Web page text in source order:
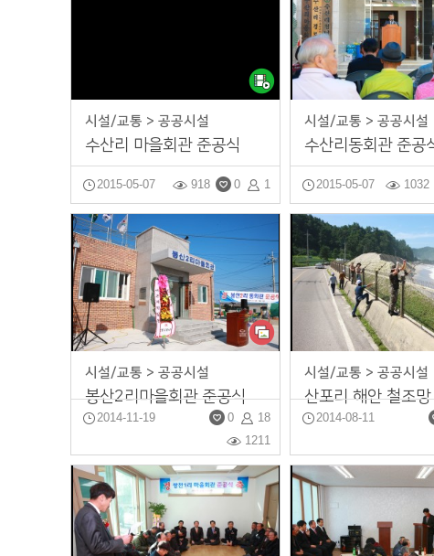
시설/교통 > 공공시설
수산리 마을회관 준공식
2015-05-07 1
0
918
시설/교통 > 공공시설
수산리동회관 준공
2015-05-07 1032
시설/교통 > 공공시설
봉산2리마을회관 준공식
2014-11-19 18
0
1211
시설/교통 > 공공시설
2014-08-11